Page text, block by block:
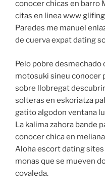
conocer chicas en barro
citas en linea www
Paredes me manuel
de cuerva expat dating
Pelo pobre desmechado
motosuki sineu conocer
sobre llobregat
solteras en eskoriatza
gatito algodon ventana
La kalima zahora bande
conocer chica en
Aloha escort dating
monas que se mueven
covaleda.